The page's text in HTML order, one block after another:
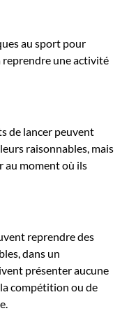
au sport pour
reprendre une activité
de lancer peuvent
raisonnables, mais
au moment où ils
reprendre des
dans un
présenter aucune
compétition ou de